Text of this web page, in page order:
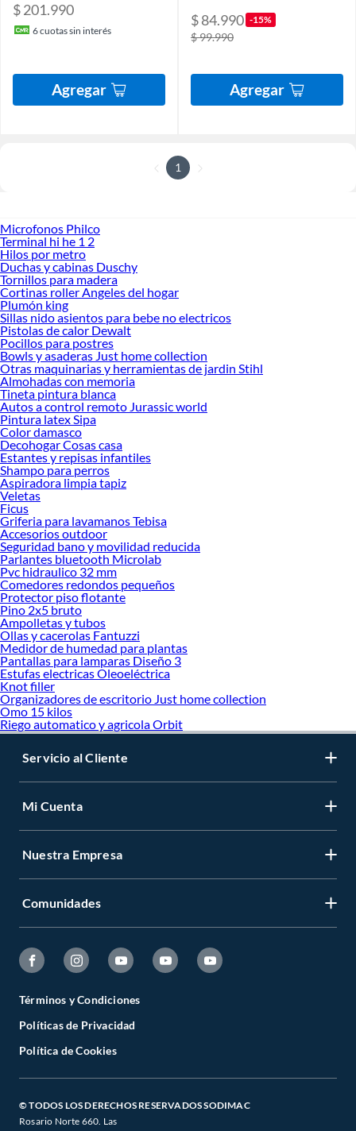
$ 201.990
6cuotas sin interés
Agregar
$ 84.990 -15%
$ 99.990
Agregar
1
Microfonos Philco
Terminal hi he 1 2
Hilos por metro
Duchas y cabinas Duschy
Tornillos para madera
Cortinas roller Angeles del hogar
Plumón king
Sillas nido asientos para bebe no electricos
Pistolas de calor Dewalt
Pocillos para postres
Bowls y asaderas Just home collection
Otras maquinarias y herramientas de jardin Stihl
Almohadas con memoria
Tineta pintura blanca
Autos a control remoto Jurassic world
Pintura latex Sipa
Color damasco
Decohogar Cosas casa
Estantes y repisas infantiles
Shampo para perros
Aspiradora limpia tapiz
Veletas
Ficus
Griferia para lavamanos Tebisa
Accesorios outdoor
Seguridad bano y movilidad reducida
Parlantes bluetooth Microlab
Pvc hidraulico 32 mm
Comedores redondos pequeños
Protector piso flotante
Pino 2x5 bruto
Ampolletas y tubos
Ollas y cacerolas Fantuzzi
Medidor de humedad para plantas
Pantallas para lamparas Diseño 3
Estufas electricas Oleoeléctrica
Knot filler
Organizadores de escritorio Just home collection
Omo 15 kilos
Riego automatico y agricola Orbit
Servicio al Cliente
Mi Cuenta
Nuestra Empresa
Comunidades
Términos y Condiciones
Políticas de Privacidad
Política de Cookies
© TODOS LOS DERECHOS RESERVADOS SODIMAC
Rosario Norte 660. Las